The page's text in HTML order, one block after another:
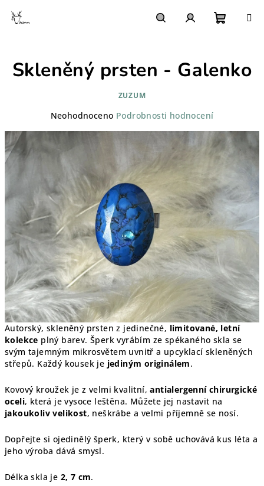
košík
Autorský, skleněný prsten z jedinečné, limitované, letní
kolekce plný barev. Šperk vyrábím ze spékaného skla se
svým tajemným mikrosvětem uvnitř a upcyklací skleněných
střepů. Každý kousek je jediným originálem.
Kovový kroužek je z velmi kvalitní,antialergenní chirurgické
oceli, která je vysoce leštěna. Můžete jej nastavit na
jakoukoliv velikost, neškrábe a velmi příjemně se nosí.
Dopřejte si ojedinělý šperk, který v sobě uchovává kus léta a
jeho výroba dává smysl.
Délka skla je 2, 7 cm.
Skleněný prsten - Galenko
ZUZUM
Průměrné
produktu
5
hvězdiček.
Neohodnoceno Podrobnosti hodnocení